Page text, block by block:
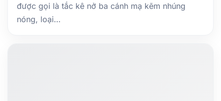
được gọi là tắc kê nở ba cánh mạ kẽm nhúng
nóng, loại…